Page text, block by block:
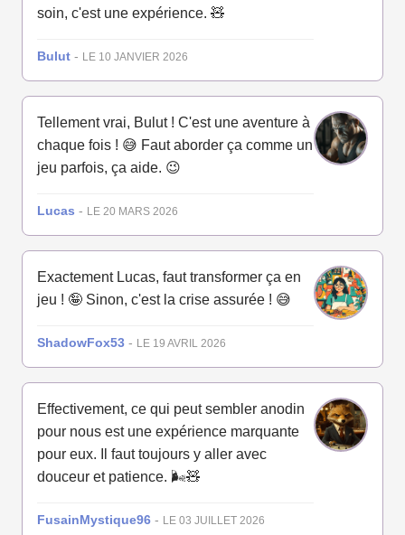
soin, c'est une expérience. 🧸
Bulut - LE 10 JANVIER 2026
Tellement vrai, Bulut ! C'est une aventure à
chaque fois ! 😅 Faut aborder ça comme un
jeu parfois, ça aide. 😉
Lucas - LE 20 MARS 2026
Exactement Lucas, faut transformer ça en
jeu ! 🤪 Sinon, c'est la crise assurée ! 😅
ShadowFox53 - LE 19 AVRIL 2026
Effectivement, ce qui peut sembler anodin
pour nous est une expérience marquante
pour eux. Il faut toujours y aller avec
douceur et patience. 🌬️🧸
FusainMystique96 - LE 03 JUILLET 2026